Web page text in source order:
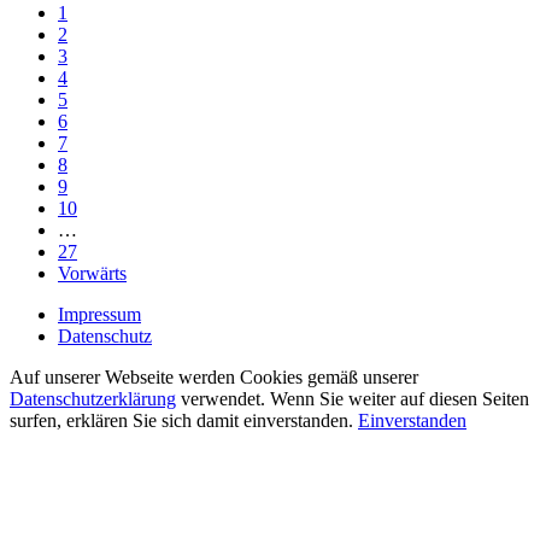
1
2
3
4
5
6
7
8
9
10
…
27
Vorwärts
Impressum
Datenschutz
Auf unserer Webseite werden Cookies gemäß unserer
Datenschutzerklärung verwendet. Wenn Sie weiter auf diesen Seiten
surfen, erklären Sie sich damit einverstanden. Einverstanden